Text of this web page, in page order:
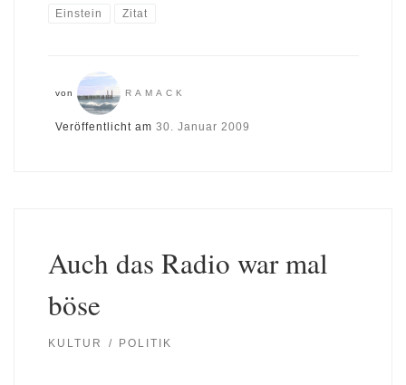
Einstein Zitat
von RAMACK
Veröffentlicht am 30. Januar 2009
Auch das Radio war mal
böse
KULTUR POLITIK